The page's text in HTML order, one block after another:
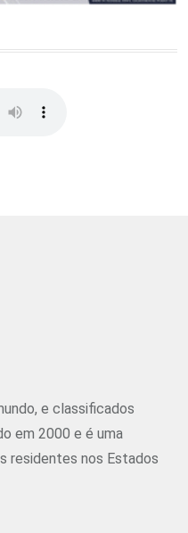
e classificados
em 2000 e é uma
residentes nos Estados